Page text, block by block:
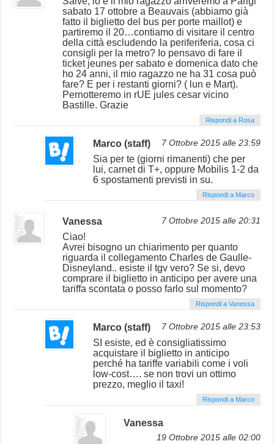
sabato 17 ottobre a Beauvais (abbiamo già
fatto il biglietto del bus per porte maillot) e
partiremo il 20…contiamo di visitare il centro
della città escludendo la periferiferia, cosa ci
consigli per la metro? Io pensavo di fare il
ticket jeunes per sabato e domenica dato che
ho 24 anni, il mio ragazzo ne ha 31 cosa può
fare? E per i restanti giorni? ( lun e Mart).
Pernotteremo in rUE jules cesar vicino
Bastille. Grazie
Rispondi a Rosa
Marco (staff) 7 Ottobre 2015 alle 23:59
Sia per te (giorni rimanenti) che per
lui, carnet di T+, oppure Mobilis 1-2 da
6 spostamenti previsti in su.
Rispondi a Marco
Vanessa 7 Ottobre 2015 alle 20:31
Ciao!
Avrei bisogno un chiarimento per quanto
riguarda il collegamento Charles de Gaulle-
Disneyland.. esiste il tgv vero? Se si, devo
comprare il biglietto in anticipo per avere una
tariffa scontata o posso farlo sul momento?
Rispondi a Vanessa
Marco (staff) 7 Ottobre 2015 alle 23:53
SI esiste, ed è consigliatissimo
acquistare il biglietto in anticipo
perché ha tariffe variabili come i voli
low-cost…. se non trovi un ottimo
prezzo, meglio il taxi!
Rispondi a Marco
Vanessa
19 Ottobre 2015 alle 02:00